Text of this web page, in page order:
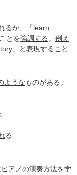
るが、「learn
とを強調する 。 例え
」と表現する こと
ようなものがある。
る
ピアノの演奏方法を学